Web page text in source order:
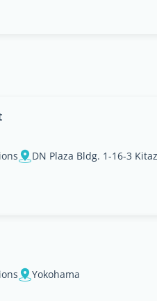
DN Plaza Bldg. 1-16-3
Yokohama